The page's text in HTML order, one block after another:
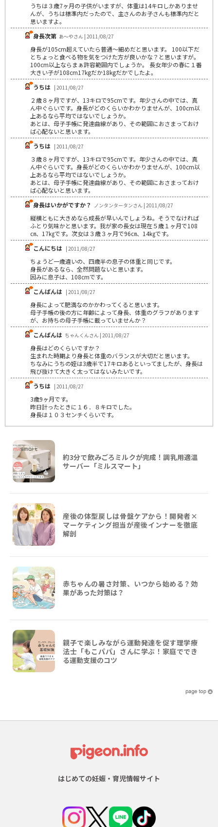
うちは３歳7ヶ月の子供がいますが、体重は14キロしかありませ
んが、うちは標準内だったので、主さんのお子さんも標準内だと
思いますよ。
身長次第 あ～やさん | 2011/08/27
身長が105cm超えていたら普通～細めだと思います。 100以下だ
とちょっと食べる物を気をつけた方が良いかな？と思いますが。
100cm以上ならまぁ許容範囲内でしょうか。 長女年少の春に１番
大きい子が108cm17kgだか18kgだかでしたよ。
うちは | 2011/08/27
２歳８ヶ月ですが、13キロで95cmです。年少さんの中では、真
ん中ぐらいです。身長がどのくらいかわかりませんが、100cm以
上あるなら平均ではないでしょうか。
あとは、母子手帳に発達曲線があり、その範囲におさまっておけ
ば心配ないと思います。
うちは | 2011/08/27
３歳８ヶ月ですが、13キロで95cmです。年少さんの中では、真
ん中ぐらいです。身長がどのくらいかわかりませんが、100cm以
上あるなら平均ではないでしょうか。
あとは、母子手帳に発達曲線があり、その範囲におさまっておけ
ば心配ないと思います。
身長はいかがですか？
ノンタンタータンさん | 2011/08/27
縦横ともに大きめなら成長が早いんでしょうね。そうでなければ
ふとり気味かと思います。我が家の長女は現在５歳１ヶ月で108
㎝、17㎏です。次女は３歳３ヶ月で96㎝、14㎏です。
こんにちは | 2011/08/27
ちょうど一歳違いの、四歳半の息子の体重と同じです。
身長があるなら、全然問題ないと思います。
因みに息子は、108cmです。
こんばんは | 2011/08/27
身長によって肥満なのかかわってくると思います。
母子手帳の後の方に年齢によって身長、体重のグラフがあります
が、お持ちの母子手帳に載っていませんか？
こんばんは ちゃんくんさん | 2011/08/27
身長はどのくらいですか？
生まれた時期より身長と体重のバランスが大切だと思います。
ちなみにうちの姪は3歳半で17キロあるといってましたが、身長は
飛び抜けて大きく太ってはないみたいです。
うちは | 2011/08/27
3歳9ヶ月です。
昨日計ったときに１６．８キロでした。
身長は１０３センチくらいです。
約3分で飲みごろミルクが完成！調乳用適温
サーバー「ミルスマート」
産後の体型戻しは骨盤ケアから！開発者×
マーケティング担当が産後インナーを徹底
解剖
赤ちゃんの暑さ対策、いつから始める？効
果があった対策は？
親子で楽しみながら運動発達を促す理学療
法士「もこパパ」さんに学ぶ！家庭ででき
る運動支援のコツ
はじめての妊娠・育児情報サイト